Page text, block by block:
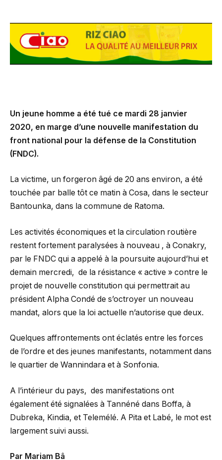
Un jeune homme a été tué ce mardi 28 janvier
2020, en marge d’une nouvelle manifestation du
front national pour la défense de la Constitution
(FNDC).
La victime, un forgeron âgé de 20 ans environ, a été
touchée par balle tôt ce matin à Cosa, dans le secteur
Bantounka, dans la commune de Ratoma.
Les activités économiques et la circulation routière
restent fortement paralysées à nouveau , à Conakry,
par le FNDC qui a appelé à la poursuite aujourd’hui et
demain mercredi, de la résistance « active » contre le
projet de nouvelle constitution qui permettrait au
président Alpha Condé de s’octroyer un nouveau
mandat, alors que la loi actuelle n’autorise que deux.
Quelques affrontements ont éclatés entre les forces
de l’ordre et des jeunes manifestants, notamment dans
le quartier de Wannindara et à Sonfonia.
A l’intérieur du pays, des manifestations ont
également été signalées à Tannéné dans Boffa, à
Dubreka, Kindia, et Telemélé. A Pita et Labé, le mot est
largement suivi aussi.
Par Mariam Bâ